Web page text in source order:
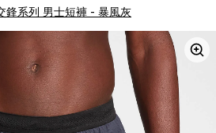
鋒系列 男士短褲 - 暴風灰